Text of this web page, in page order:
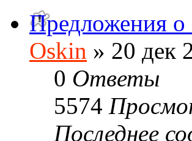
Предложения о
Oskin » 20 дек
0 Ответы
5574
Последнее